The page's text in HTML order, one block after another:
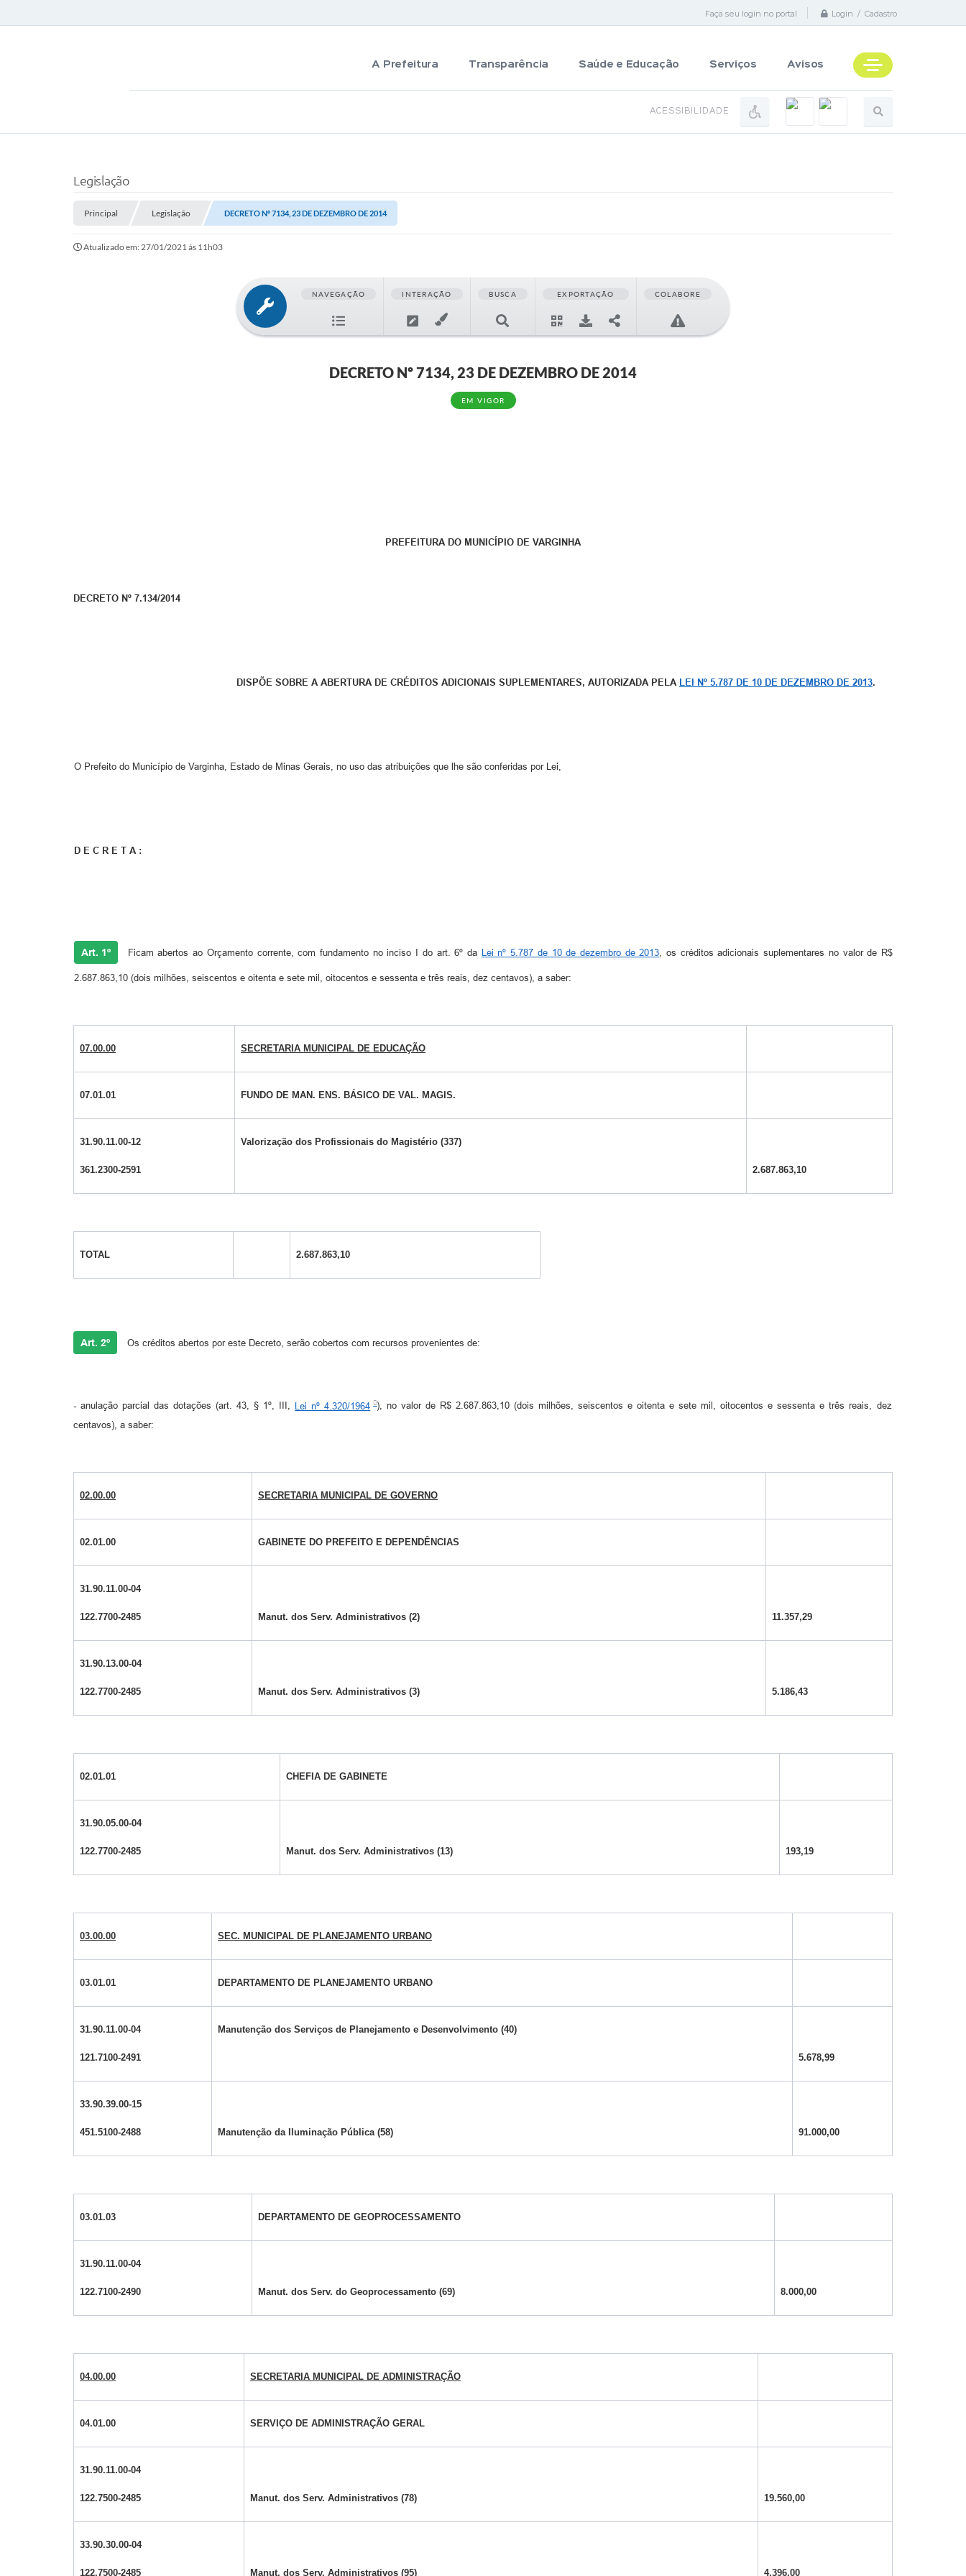
Faça seu login no portal Login / Cadastro
A Prefeitura Transparência Saúde e Educação Serviços Avisos
ACESSIBILIDADE
Legislação
Principal Legislação DECRETO Nº 7134, 23 DE DEZEMBRO DE 2014
Atualizado em: 27/01/2021 às 11h03
NAVEGAÇÃO INTERAÇÃO BUSCA EXPORTAÇÃO COLABORE
DECRETO Nº 7134, 23 DE DEZEMBRO DE 2014
EM VIGOR
PREFEITURA DO MUNICÍPIO DE VARGINHA
DECRETO Nº 7.134/2014
DISPÕE SOBRE A ABERTURA DE CRÉDITOS ADICIONAIS SUPLEMENTARES, AUTORIZADA PELA LEI Nº 5.787 DE 10 DE DEZEMBRO DE 2013.
O Prefeito do Município de Varginha, Estado de Minas Gerais, no uso das atribuições que lhe são conferidas por Lei,
D E C R E T A :
Art. 1º Ficam abertos ao Orçamento corrente, com fundamento no inciso I do art. 6º da Lei nº 5.787 de 10 de dezembro de 2013, os créditos adicionais suplementares no valor de R$
2.687.863,10 (dois milhões, seiscentos e oitenta e sete mil, oitocentos e sessenta e três reais, dez centavos), a saber:
07.00.00 SECRETARIA MUNICIPAL DE EDUCAÇÃO
07.01.01 FUNDO DE MAN. ENS. BÁSICO DE VAL. MAGIS.
31.90.11.00-12
361.2300-2591
Valorização dos Profissionais do Magistério (337)
2.687.863,10
TOTAL 2.687.863,10
Art. 2º Os créditos abertos por este Decreto, serão cobertos com recursos provenientes de:
-anulação parcial das dotações (art. 43, § 1º, III, Lei nº 4.320/1964
), no valor de R$ 2.687.863,10 (dois milhões, seiscentos e oitenta e sete mil, oitocentos e sessenta e três reais, dez
centavos), a saber:
02.00.00 SECRETARIA MUNICIPAL DE GOVERNO
02.01.00 GABINETE DO PREFEITO E DEPENDÊNCIAS
31.90.11.00-04
122.7700-2485 Manut. dos Serv. Administrativos (2) 11.357,29
31.90.13.00-04
122.7700-2485 Manut. dos Serv. Administrativos (3) 5.186,43
02.01.01 CHEFIA DE GABINETE
31.90.05.00-04
122.7700-2485 Manut. dos Serv. Administrativos (13) 193,19
03.00.00 SEC. MUNICIPAL DE PLANEJAMENTO URBANO
03.01.01 DEPARTAMENTO DE PLANEJAMENTO URBANO
31.90.11.00-04
121.7100-2491
Manutenção dos Serviços de Planejamento e Desenvolvimento (40)
5.678,99
33.90.39.00-15
451.5100-2488 Manutenção da Iluminação Pública (58) 91.000,00
03.01.03 DEPARTAMENTO DE GEOPROCESSAMENTO
31.90.11.00-04
122.7100-2490 Manut. dos Serv. do Geoprocessamento (69) 8.000,00
04.00.00 SECRETARIA MUNICIPAL DE ADMINISTRAÇÃO
04.01.00 SERVIÇO DE ADMINISTRAÇÃO GERAL
31.90.11.00-04
122.7500-2485 Manut. dos Serv. Administrativos (78) 19.560,00
33.90.30.00-04
122.7500-2485 Manut. dos Serv. Administrativos (95) 4.396,00